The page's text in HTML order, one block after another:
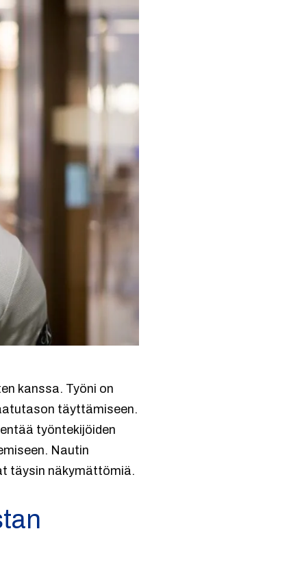
kanssa. Työni on
täyttämiseen.
työntekijöiden
Nautin
täysin näkymättömiä.